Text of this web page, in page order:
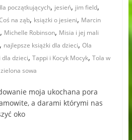
początkujących, jesień, jim field,
na ząb, książki o jesieni, Marcin
, Michelle Robinson, Misia i jej mali
, najlepsze książki dla dzieci, Ola
dla dzieci, Tappi i Kocyk Mocyk, Tola w
sowa
moja ukochana pora
a darami którymi nas
oko